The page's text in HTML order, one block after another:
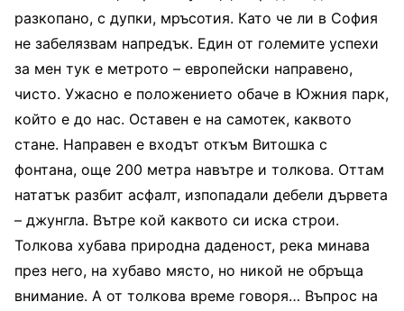
разкопано, с дупки, мръсотия. Като че ли в София
не забелязвам напредък. Един от големите успехи
за мен тук е метрото – европейски направено,
чисто. Ужасно е положението обаче в Южния парк,
който е до нас. Оставен е на самотек, каквото
стане. Направен е входът откъм Витошка с
фонтана, още 200 метра навътре и толкова. Оттам
нататък разбит асфалт, изпопадали дебели дървета
– джунгла. Вътре кой каквото си иска строи.
Толкова хубава природна даденост, река минава
през него, на хубаво място, но никой не обръща
внимание. А от толкова време говоря… Въпрос на